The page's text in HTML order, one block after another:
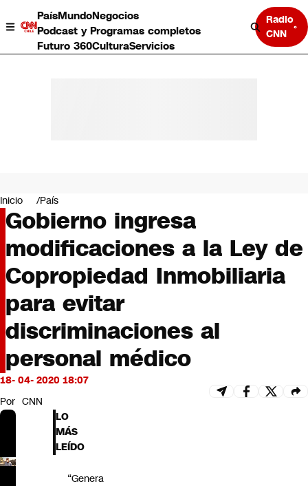
PaísMundoNegocios
Podcast y Programas completos
Futuro 360CulturaServicios
Radio
CNN
Negocios
Deportes
Programas completos
Cultura
Servicios
Bits
CNN Data
CNN tiempo
Futuro 360
Opinión
Inicio País
Gobierno ingresa
modificaciones a la Ley de
Copropiedad Inmobiliaria
para evitar
discriminaciones al
personal médico
18- 04- 2020 18:07
Por CNN
LO
MÁS
LEÍDO
“Genera